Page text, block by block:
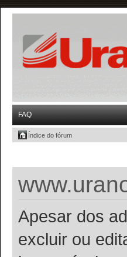
FAQ
Índice do fórum
Apesar dos
excluir ou